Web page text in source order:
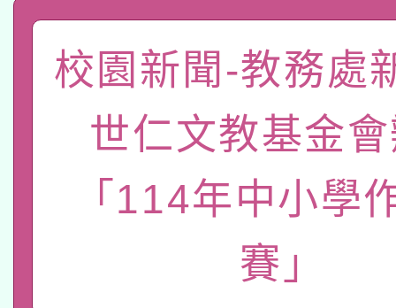
礎課程
A3數位素養講師名單
「數位內容與教學軟體
pilot」
有關大陸委員會函釋公
薪期間赴陸應申請許可
轉知經濟部水利署委託
業技術研究院辦理「
用水績優單位及節水達
115年8月22日(星期六
桃園市孔廟祈福系列
2026年桃園地景藝術
本校115學年度第2次
校園新聞-教務處
世仁文教基金
「114年中小學
賽」